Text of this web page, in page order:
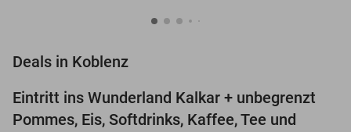
Deals in Koblenz
32%
Eintritt ins Wunderland Kalkar + unbegrenzt
Pommes, Eis, Softdrinks, Kaffee, Tee und